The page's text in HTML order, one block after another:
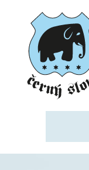
содержимому